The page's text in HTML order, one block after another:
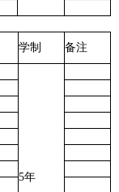
学制 备注
5年